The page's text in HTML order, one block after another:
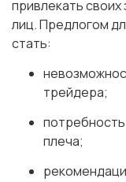
привлекать
лиц. Предлогом
стать:
трейдера;
плеча;